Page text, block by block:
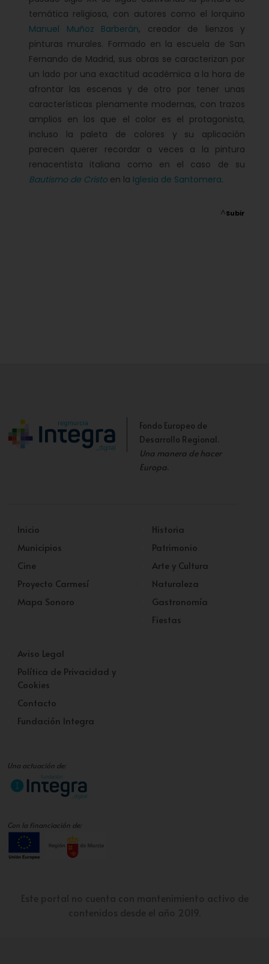
temática religiosa, con autores como el lorquino
Manuel Muñoz Barberán, creador de lienzos y
pinturas murales. Formado en la escuela de San
Fernando de Madrid, sus obras se caracterizan por
un lado por una exactitud académica a la hora de
afrontar las escenas y de otro por tener unas
características plenamente modernas, con trazos
amplios en los que el color es el protagonista,
incluso la paleta de colores y su aplicación
parecen querer recordar a veces a la pintura
renacentista italiana como en el caso de su
Bautismo de Cristo en la Iglesia de Santomera.
^Subir
Fondo Europeo de
Desarrollo Regional.
Una manera de hacer
Europa.
Inicio
Municipios
Cine
Proyecto Carmesí
Mapa Sonoro
Historia
Patrimonio
Arte y Cultura
Naturaleza
Gastronomía
Fiestas
Aviso Legal
Política de Privacidad y
Cookies
Contacto
Fundación Integra
Una actuación de:
Con la financiación de: